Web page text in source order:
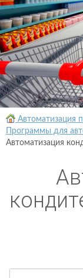
Автоматизация
Программы для
Автоматизация